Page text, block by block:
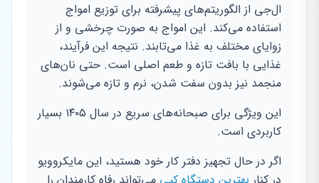
ال‌جی از الگوریتم‌های پیشرفته برای توزیع امواج
استفاده می‌کند. این امواج به صورت چرخشی و از
زوایای مختلف به غذا می‌تابند. نتیجه این فرآیند،
غذایی با بافت تازه و طعم اصلی است. حتی نان‌های
منجمد نیز بدون سفت شدن، نرم و تازه می‌شوند.
این ویژگی برای صبحانه‌های سریع در سال ۱۴۰۵ بسیار
کاربردی است.
اگر در حال تجهیز دفتر کار خود هستید، این مایکروویو